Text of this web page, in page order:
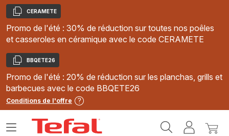
Copier
CERAMETE
Promo de l'été : 30% de réduction sur toutes nos poêles
et casseroles en céramique avec le code CERAMETE
Copier
BBQETE26
Promo de l'été : 20% de réduction sur les planchas, grills et
barbecues avec le code BBQETE26
Conditions de l'offre
MonMon
Ouvrir